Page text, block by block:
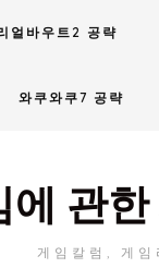
얼바우트2 공략
와쿠와쿠7 공략
에 관
게임칼럼, 게